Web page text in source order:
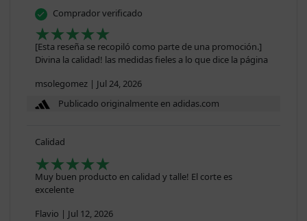
Comprador verificado
[Esta reseña se recopiló como parte de una promoción.]
Divina la calidad! las medidas fieles a lo que dice la página
msolegomez | Jul 24, 2026
Publicado originalmente en adidas.com
Calidad
Muy buen producto en calidad y talle! El corte es
excelente
Flavio | Jul 12, 2026